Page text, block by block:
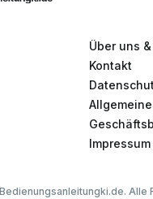
Über uns
Kontakt
Allgemeine
Impressum
Alle